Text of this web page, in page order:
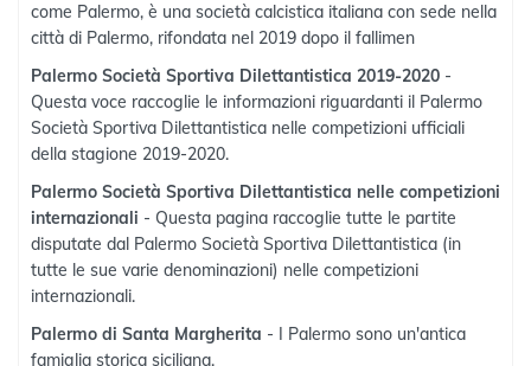
come Palermo, è una società calcistica italiana con sede nella
città di Palermo, rifondata nel 2019 dopo il fallimen
Palermo Società Sportiva Dilettantistica 2019-2020 -
Questa voce raccoglie le informazioni riguardanti il Palermo
Società Sportiva Dilettantistica nelle competizioni ufficiali
della stagione 2019-2020.
Palermo Società Sportiva Dilettantistica nelle competizioni
internazionali - Questa pagina raccoglie tutte le partite
disputate dal Palermo Società Sportiva Dilettantistica (in
tutte le sue varie denominazioni) nelle competizioni
internazionali.
Palermo di Santa Margherita - I Palermo sono un'antica
famiglia storica siciliana.